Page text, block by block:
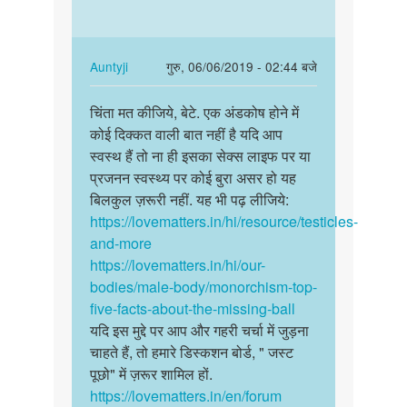
कीजिये,
बेटे.
एक…
by
Auntyji
Auntyji
गुरु, 06/06/2019 - 02:44 बजे
In
reply
to
एकहीतरफकाअडकोशहकोईउपाय
by
अज्ञात
चिंता
मत
कीजिये,
बेटे.
एक…
चिंता मत कीजिये, बेटे. एक अंडकोष होने में
कोई दिक्कत वाली बात नहीं है यदि आप
स्वस्थ हैं तो ना ही इसका सेक्स लाइफ पर या
प्रजनन स्वस्थ्य पर कोई बुरा असर हो यह
बिलकुल ज़रूरी नहीं. यह भी पढ़ लीजिये:
https://lovematters.in/hi/resource/testicles-
and-more
https://lovematters.in/hi/our-
bodies/male-body/monorchism-top-
five-facts-about-the-missing-ball
यदि इस मुद्दे पर आप और गहरी चर्चा में जुड़ना
चाहते हैं, तो हमारे डिस्कशन बोर्ड, " जस्ट
पूछो" में ज़रूर शामिल हों.
https://lovematters.in/en/forum